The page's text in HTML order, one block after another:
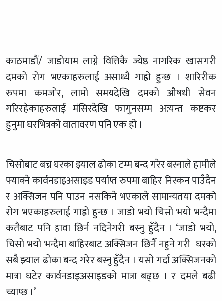
काठमाडाैं/ जाडोयाम लाग्ने वित्तिकै ज्येष्ठ नागरिक खासगरी
दमको रोग भएकाहरुलाई असाध्यै गाह्रो हुन्छ । शारिरीक
रुपमा कमजोर, लामो समयदेखि दमको औषधी सेवन
गरिरहेकाहरुलाई मंसिरदेखि फागुनसम्म अत्यन्त कष्टकर
हुनुमा घरभित्रको वातावरण पनि एक हो ।
चिसोबाट बच्न घरका झ्याल ढोका टम्म बन्द गरेर बस्नाले हामीले
फ्याक्ने कार्वनडाइअसाइड पर्याप्त रुपमा बाहिर निस्कन पाउँदैन
र अक्सिजन पनि पाउन नसकिने भएकाले सामान्यतया दमको
रोग भएकाहरुलाई गाह्रो हुन्छ । जाडो भयो चिसो भयो भन्दैमा
कतैबाट पनि हावा छिर्न नदिनेगरी बस्नु हुँदैन । ‘जाडो भयो,
चिसो भयो भन्दैमा बाहिरबाट अक्सिजन छिर्नै नहुने गरी घरको
सबै झ्याल ढोका बन्द गरेर बस्नु हुँदैन । यसो गर्दा अक्सिजनको
मात्रा घटेर कार्वनडाइअसाइडको मात्रा बढ्छ । र दमले बढी
च्याप्छ ।’